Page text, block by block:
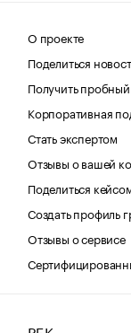
О проекте
Поделиться
Получить
Корпоративная
Стать экспертом
Отзывы о вашей
Поделиться
Создать профиль
Отзывы о сервисе